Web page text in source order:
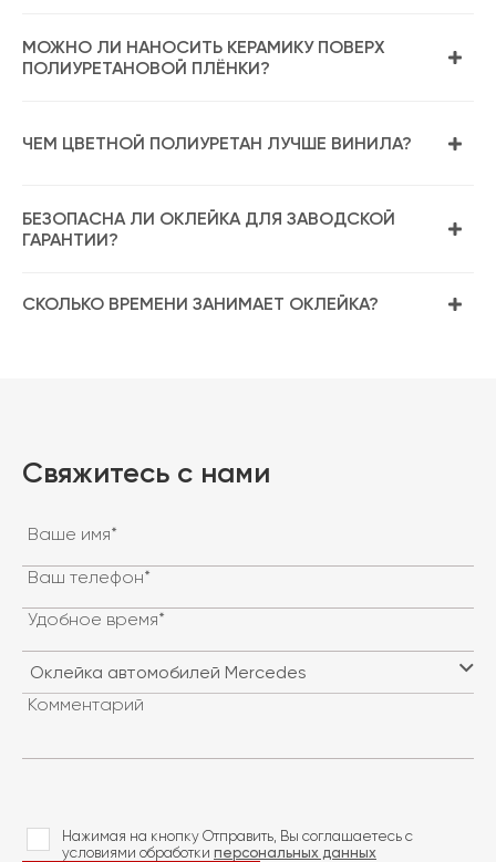
МОЖНО ЛИ НАНОСИТЬ КЕРАМИКУ ПОВЕРХ
ПОЛИУРЕТАНОВОЙ ПЛЁНКИ?
ЧЕМ ЦВЕТНОЙ ПОЛИУРЕТАН ЛУЧШЕ ВИНИЛА?
БЕЗОПАСНА ЛИ ОКЛЕЙКА ДЛЯ ЗАВОДСКОЙ
ГАРАНТИИ?
СКОЛЬКО ВРЕМЕНИ ЗАНИМАЕТ ОКЛЕЙКА?
Свяжитесь с нами
Ваше имя*
Ваш телефон*
Удобное время*
Комментарий
Нажимая на кнопку Отправить, Вы соглашаетесь с
условиями обработки персональных данных